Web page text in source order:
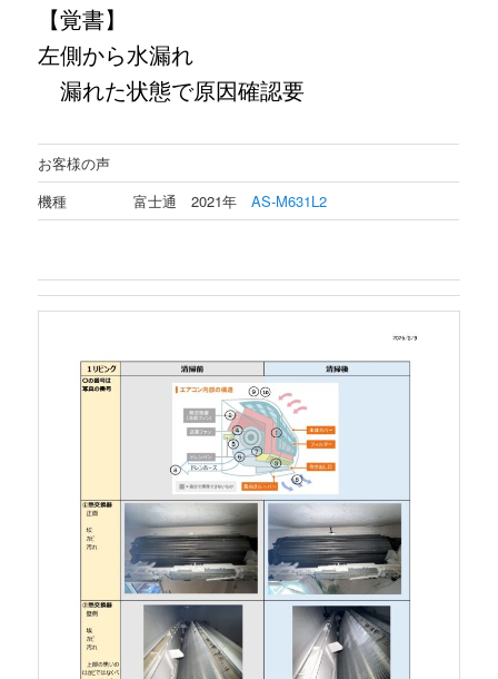
【覚書】
左側から水漏れ
漏れた状態で原因確認要
お客様の声
機種
富士通 2021年AS-M631L2